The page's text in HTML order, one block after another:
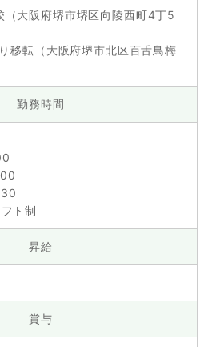
（大阪府堺市堺区向陵西町4丁5
移転（大阪府堺市北区百舌鳥梅
勤務時間
ト制
昇給
賞与